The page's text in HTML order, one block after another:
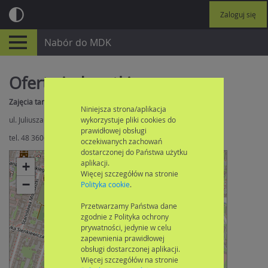
Zaloguj się
Nabór do MDK
Oferta jednostki
Zajęcia taneczne
ul. Juliusza Słowackiego 17, 26-610 Radom
tel. 48 3606202
Zajęcia taneczne
×
+
−
Niniejsza strona/aplikacja
wykorzystuje pliki cookies do
prawidłowej obsługi
oczekiwanych zachowań
dostarczonej do Państwa użytku
aplikacji.
Więcej szczegółów na stronie
Polityka cookie.
Przetwarzamy Państwa dane
zgodnie z Polityka ochrony
prywatności, jedynie w celu
zapewnienia prawidłowej
obsługi dostarczonej aplikacji.
Więcej szczegółów na stronie